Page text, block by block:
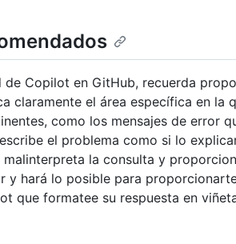
Copilot en GitHub, recuerda
claramente el área específica en la
como los mensajes de error
el problema como si lo
la consulta y
y hará lo posible para
que formatee su respuesta en